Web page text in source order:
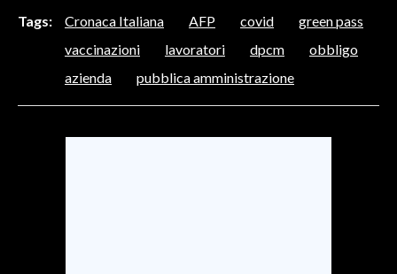
SARDEGNA TURISMO
SARDI NEL MONDO
Tags: Cronaca Italiana AFP covid
green pass
vaccinazioni
lavoratori dpcm
obbligo
azienda
pubblica amministrazione